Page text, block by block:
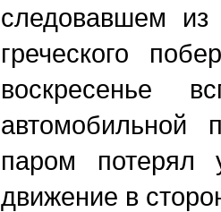
следовавшем
греческого
воскресенье
автомобильной
паром потерял
движение в